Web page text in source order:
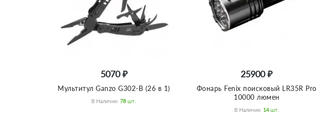
5070 ₽
Мультитул Ganzo G302-B (26 в 1)
В Наличии:78 Шт.
25900 ₽
Фонарь Fenix поисковый LR35R Pro
10000 люмен
В Наличии: 14 Шт.